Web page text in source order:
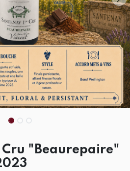
Cru "Beaurepaire"